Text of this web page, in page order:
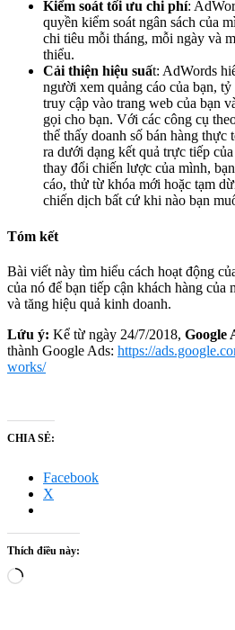
Kiểm soát tối ưu chi phí:
quyền kiểm soát ngân sách của
chi tiêu mỗi tháng, mỗi ngày và
thiểu.
Cải thiện hiệu suất: AdWords
người xem quảng cáo của bạn,
truy cập vào trang web của bạn
gọi cho bạn. Với các công cụ
thể thấy doanh số bán hàng thực
ra dưới dạng kết quả trực tiếp
thay đổi chiến lược của mình,
cáo, thử từ khóa mới hoặc tạm
chiến dịch bất cứ khi nào bạn
Tóm kết
Bài viết này tìm hiểu cách hoạt động
của nó để bạn tiếp cận khách hàng
và tăng hiệu quả kinh doanh.
Lứu ý: Kể từ ngày 24/7/2018, Google
thành Google Ads: https://
works/
CHIA SẺ:
Facebook
X
Thích điều này:
Đang